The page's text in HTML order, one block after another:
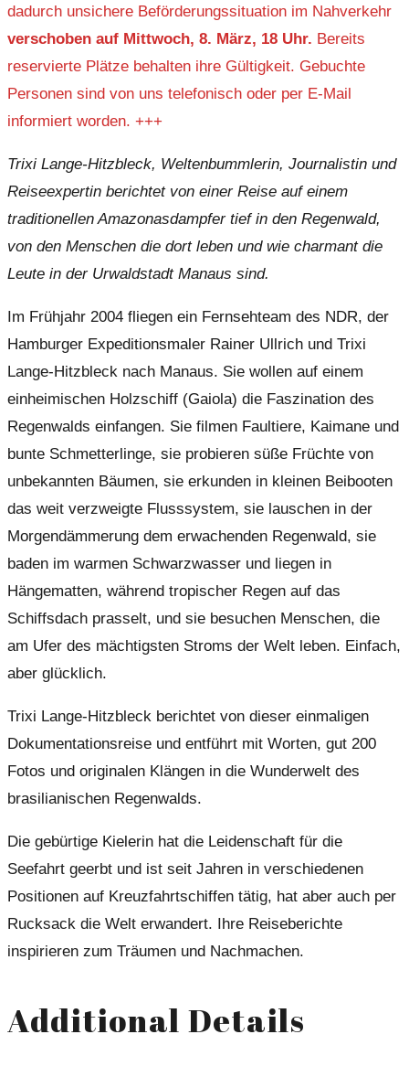
dadurch unsichere Beförderungssituation im Nahverkehr
verschoben auf Mittwoch, 8. März, 18 Uhr. Bereits
reservierte Plätze behalten ihre Gültigkeit. Gebuchte
Personen sind von uns telefonisch oder per E-Mail
informiert worden. +++
Trixi Lange-Hitzbleck, Weltenbummlerin, Journalistin und
Reiseexpertin berichtet von einer Reise auf einem
traditionellen Amazonasdampfer tief in den Regenwald,
von den Menschen die dort leben und wie charmant die
Leute in der Urwaldstadt Manaus sind.
Im Frühjahr 2004 fliegen ein Fernsehteam des NDR, der
Hamburger Expeditionsmaler Rainer Ullrich und Trixi
Lange-Hitzbleck nach Manaus. Sie wollen auf einem
einheimischen Holzschiff (Gaiola) die Faszination des
Regenwalds einfangen. Sie filmen Faultiere, Kaimane und
bunte Schmetterlinge, sie probieren süße Früchte von
unbekannten Bäumen, sie erkunden in kleinen Beibooten
das weit verzweigte Flusssystem, sie lauschen in der
Morgendämmerung dem erwachenden Regenwald, sie
baden im warmen Schwarzwasser und liegen in
Hängematten, während tropischer Regen auf das
Schiffsdach prasselt, und sie besuchen Menschen, die
am Ufer des mächtigsten Stroms der Welt leben. Einfach,
aber glücklich.
Trixi Lange-Hitzbleck berichtet von dieser einmaligen
Dokumentationsreise und entführt mit Worten, gut 200
Fotos und originalen Klängen in die Wunderwelt des
brasilianischen Regenwalds.
Die gebürtige Kielerin hat die Leidenschaft für die
Seefahrt geerbt und ist seit Jahren in verschiedenen
Positionen auf Kreuzfahrtschiffen tätig, hat aber auch per
Rucksack die Welt erwandert. Ihre Reiseberichte
inspirieren zum Träumen und Nachmachen.
Additional Details